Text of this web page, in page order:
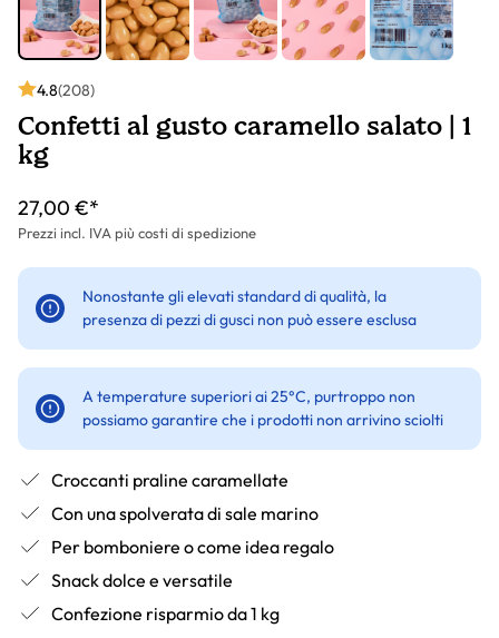
4.8(208)
Confetti al gusto caramello salato | 1
kg
27,00 €*
Prezzi incl. IVA più costi di spedizione
Nonostante gli elevati standard di qualità, la
presenza di pezzi di gusci non può essere esclusa
A temperature superiori ai 25°C, purtroppo non
possiamo garantire che i prodotti non arrivino sciolti
Croccanti praline caramellate
Con una spolverata di sale marino
Per bomboniere o come idea regalo
Snack dolce e versatile
Confezione risparmio da 1 kg